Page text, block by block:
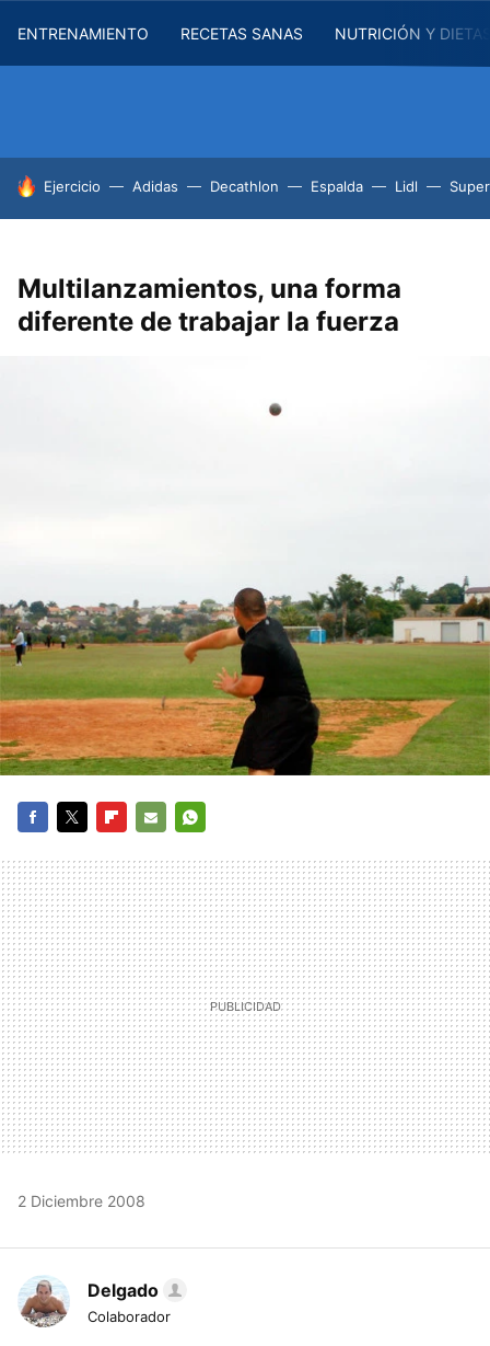
ENTRENAMIENTO RECETAS SANAS NUTRICIÓN Y
HOY SE HABLA DE
Ejercicio Adidas Decathlon Espalda Lidl
Multilanzamientos, una forma
diferente de trabajar la fuerza
MAIL
2 Diciembre 2008
Delgado
Colaborador